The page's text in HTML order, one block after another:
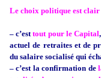
Le choix politique est clair
– c’est tout pour le Capital
actuel de retraites et de
du salaire socialisé qui
– c’est la confirmation de